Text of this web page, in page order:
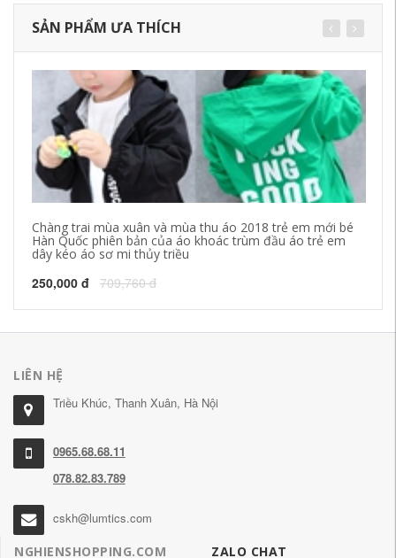
SẢN PHẨM ƯA THÍCH
Chàng trai mùa xuân và mùa thu áo 2018 trẻ em mới bé
Hàn Quốc phiên bản của áo khoác trùm đầu áo trẻ em
dây kéo áo sơ mi thủy triều
250,000 đ 709,760 đ
LIÊN HỆ
Triều Khúc, Thanh Xuân, Hà Nội
0965.68.68.11
078.82.83.789
cskh@lumtics.com
NGHIENSHOPPING.COM
ZALO CHAT